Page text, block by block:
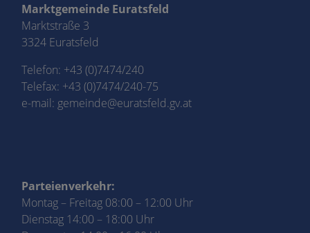
Marktgemeinde Euratsfeld
Marktstraße 3
3324 Euratsfeld
Telefon: +43 (0)7474/240
Telefax: +43 (0)7474/240-75
e-mail: gemeinde@euratsfeld.gv.at
Parteienverkehr:
Montag – Freitag 08:00 – 12:00 Uhr
Dienstag 14:00 – 18:00 Uhr